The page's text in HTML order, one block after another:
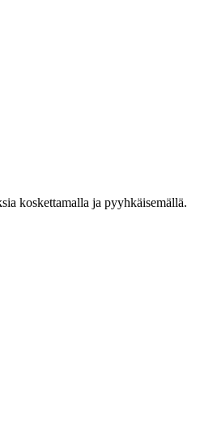
koskettamalla ja pyyhkäisemällä.